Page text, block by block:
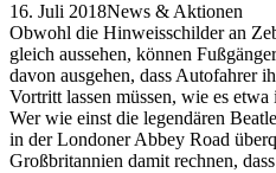
16. Juli 2018News & Aktionen
Obwohl die Hinweisschilder an
gleich aussehen, können
davon ausgehen, dass Autofahrer
Vortritt lassen müssen, wie es
Wer wie einst die legendären
in der Londoner Abbey Road
Großbritannien damit rechnen,